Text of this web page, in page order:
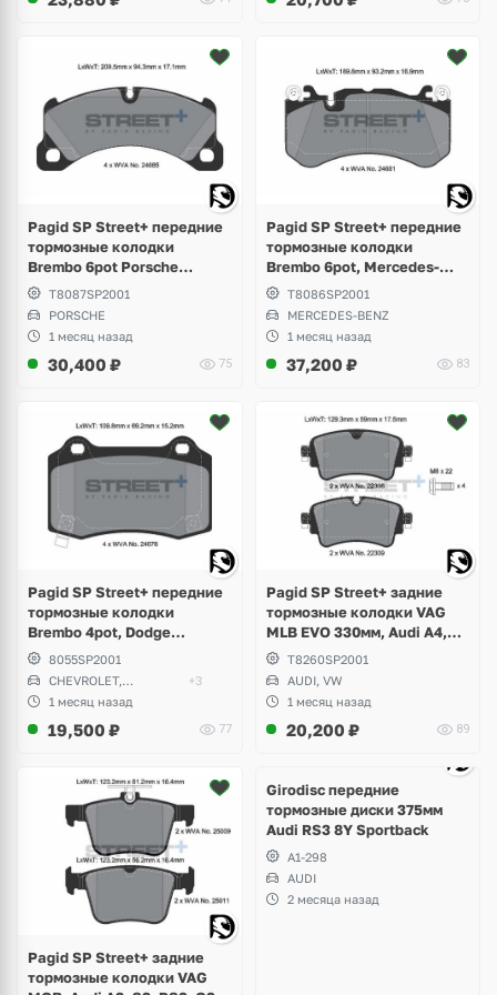
Pagid SP Street+ передние
тормозные колодки
Brembo 6pot Porsche
Cayenne 958, 3.0 Diesel,
Hybrid, 3.6 S, GTS
T8087SP2001
PORSCHE
1 месяц назад
30,400 ₽ 75
Pagid SP Street+ передние
тормозные колодки
Brembo 6pot, Mercedes-
Benz AMG GT W190, SLS
W197, S-class W220, W221,
W222, CLS W218, W219
T8086SP2001
MERCEDES-BENZ
1 месяц назад
37,200 ₽ 83
Pagid SP Street+ передние
тормозные колодки
Brembo 4pot, Dodge
Challenger, Charger,
Magnum, Chevrolet Camaro,
Jeep Grand Cherokee SRT8,
Tesla Model S, X
8055SP2001
CHEVROLET,
CHRYSLER
+3
1 месяц назад
19,500 ₽ 77
Pagid SP Street+ задние
тормозные колодки VAG
MLB EVO 330мм, Audi A4,
S4, RS4 B9, Allroad, A5, S5,
RS5, A6 C8, A7, A8 D5, Q5,
SQ5, Q7, Volkswagen
Touareg
T8260SP2001
AUDI, VW
1 месяц назад
20,200 ₽ 89
Pagid SP Street+ задние
тормозные колодки VAG
1 фото
Girodisc передние
тормозные диски 375мм
Audi RS3 8Y Sportback
A1-298
AUDI
2 месяца назад